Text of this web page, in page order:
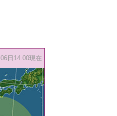
06日14:00現在